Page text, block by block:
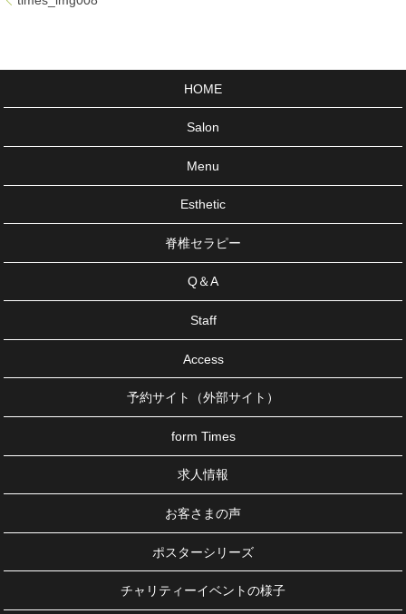
HOME
Salon
Menu
Esthetic
脊椎セラピー
Q＆A
Staff
Access
予約サイト（外部サイト）
form Times
求人情報
お客さまの声
ポスターシリーズ
チャリティーイベントの様子